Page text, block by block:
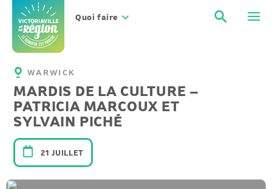
contenu
Quoi faire
WARWICK
MARDIS DE LA CULTURE –
PATRICIA MARCOUX ET
SYLVAIN PICHÉ
21 JUILLET